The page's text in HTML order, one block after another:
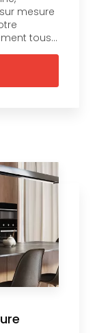
mesure
tous...